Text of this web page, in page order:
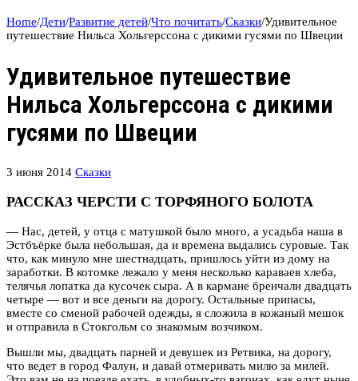
Home/Дети/Развитие детей/Что почитать/Сказки/Удивительное
путешествие Нильса Хольгерссона с дикими гусями по Швеции
Удивительное путешествие
Нильса Хольгерссона с дикими
гусями по Швеции
3 июня 2014 Сказки
РАССКАЗ ЧЕРСТИ С ТОРФЯНОГО БОЛОТА
— Нас, детей, у отца с матушкой было много, а усадьба наша в
Эстбъёрке была небольшая, да и времена выдались суровые. Так
что, как минуло мне шестнадцать, пришлось уйти из дому на
заработки. В котомке лежало у меня несколько караваев хлеба,
телячья лопатка да кусочек сыра. А в кармане бренчали двадцать
четыре — вот и все деньги на дорогу. Остальные припасы,
вместе со сменой рабочей одежды, я сложила в кожаный мешок
и отправила в Стокгольм со знакомым возчиком.
Вышли мы, двадцать парней и девушек из Ретвика, на дорогу,
что ведет в город Фалун, и давай отмеривать милю за милей.